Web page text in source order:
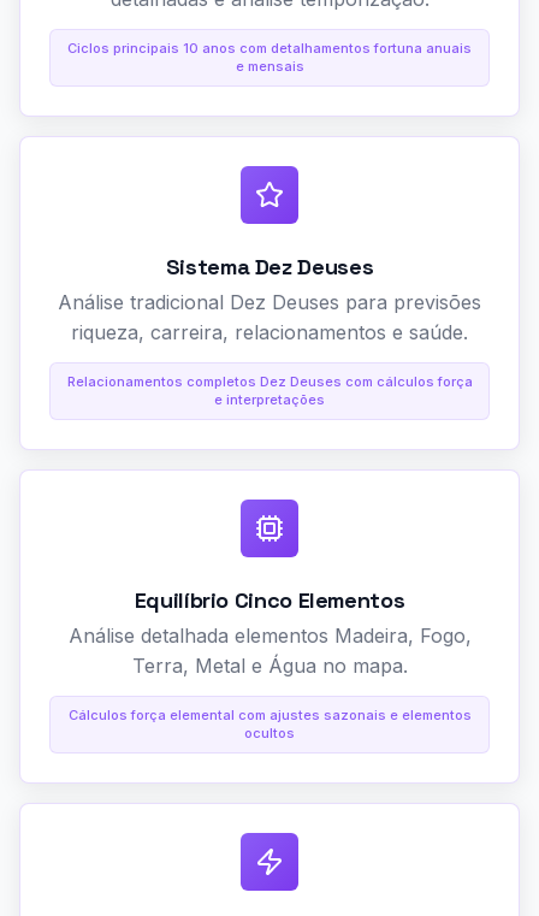
Ciclos principais 10 anos com detalhamentos fortuna anuais
e mensais
Sistema Dez Deuses
Análise tradicional Dez Deuses para previsões
riqueza, carreira, relacionamentos e saúde.
Relacionamentos completos Dez Deuses com cálculos força
e interpretações
Equilíbrio Cinco Elementos
Análise detalhada elementos Madeira, Fogo,
Terra, Metal e Água no mapa.
Cálculos força elemental com ajustes sazonais e elementos
ocultos